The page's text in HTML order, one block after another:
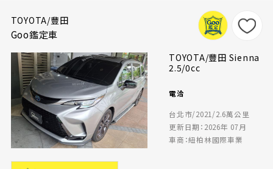
TOYOTA/豐田
Goo鑑定車
TOYOTA/豐田 Sienna
2.5/0cc
電洽
台北市/2021/2.6萬公里
更新日期：2026年 07月
車商：紐柏林國際車業